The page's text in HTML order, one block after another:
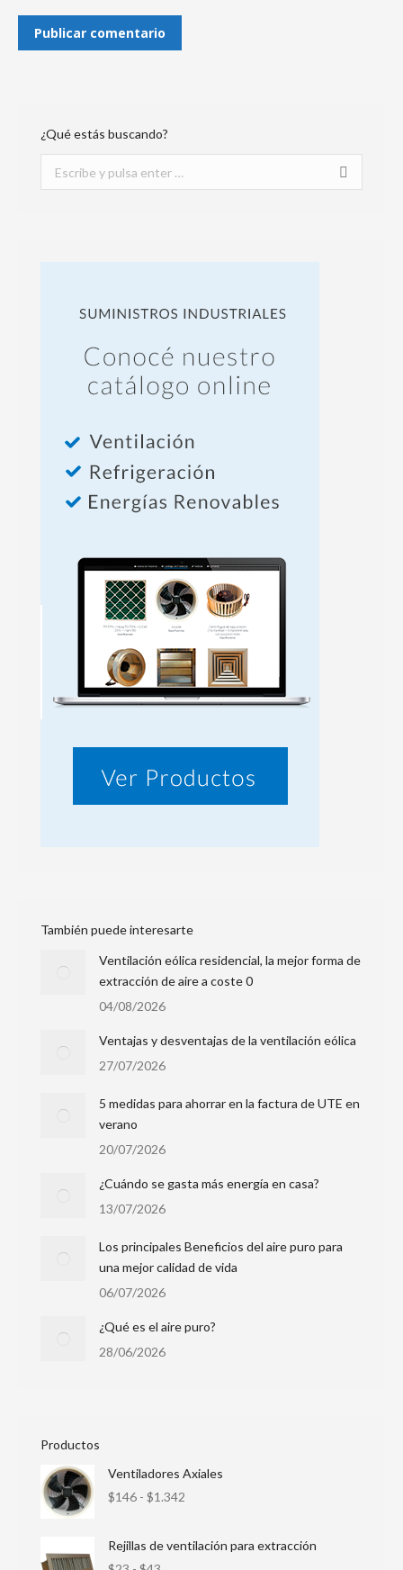
Publicar comentario
¿Qué estás buscando?
También puede interesarte
Ventilación eólica residencial, la mejor forma de
extracción de aire a coste 0
04/08/2026
Ventajas y desventajas de la ventilación eólica
27/07/2026
5 medidas para ahorrar en la factura de UTE en
verano
20/07/2026
¿Cuándo se gasta más energía en casa?
13/07/2026
Los principales Beneficios del aire puro para
una mejor calidad de vida
06/07/2026
¿Qué es el aire puro?
28/06/2026
Productos
Ventiladores Axiales
$146 - $1.342
Rejillas de ventilación para extracción